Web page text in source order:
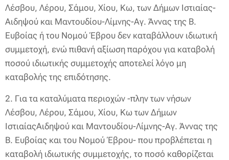
Λέσβου, Λέρου, Σάμου, Χίου, Κω, των Δήμων Ιστιαίας-
Αιδηψού και Μαντουδίου-Λίμνης-Αγ. Άννας της Β.
Ευβοίας ή του Νομού Έβρου δεν καταβάλλουν ιδιωτική
συμμετοχή, ενώ πιθανή αξίωση παρόχου για καταβολή
ποσού ιδιωτικής συμμετοχής αποτελεί λόγο μη
καταβολής της επιδότησης.
2. Για τα καταλύματα περιοχών -πλην των νήσων
Λέσβου, Λέρου, Σάμου, Χίου, Κω των Δήμων
ΙστιαίαςΑιδηψού και Μαντουδίου-Λίμνης-Αγ. Άννας της
Β. Ευβοίας και του Νομού Έβρου- που προβλέπεται η
καταβολή ιδιωτικής συμμετοχής, το ποσό καθορίζεται